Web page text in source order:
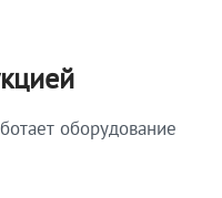
оборудование